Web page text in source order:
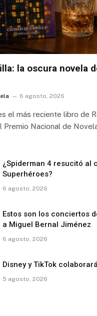
la oscura novela
6 agosto, 2026
el más reciente libro de
Premio Nacional de
¿Spiderman 4 resucitó al
Superhéroes?
6 agosto, 2026
Estos son los conciertos
a Miguel Bernal Jiménez
6 agosto, 2026
Disney y TikTok
5 agosto, 2026